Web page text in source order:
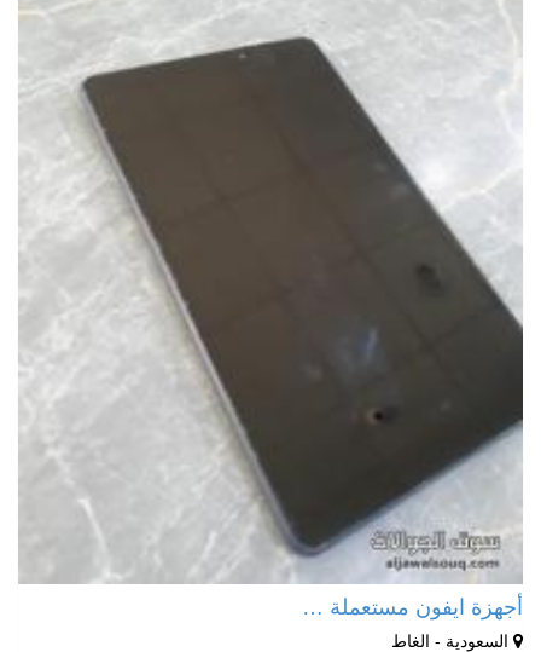
أجهزة ايفون مستعملة …
السعودية - الغاط